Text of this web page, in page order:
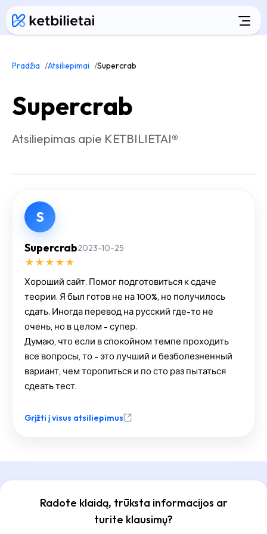
Pradžia Atsiliepimai Supercrab
Supercrab
Atsiliepimas apie KETBILIETAI®
S
Supercrab2023-10-25
★ ★ ★ ★ ★
Хороший сайт. Помог подготовиться к сдаче
теории. Я был готов не на 100%, но получилось
сдать. Иногда перевод на русский где-то не
очень, но в целом - супер.
Думаю, что если в спокойном темпе проходить
все вопросы, то - это лучший и безболезненный
вариант, чем торопиться и по сто раз пытаться
сдеать тест.
Grįžti į visus atsiliepimus
Radote klaidą, trūksta informacijos ar
turite klausimų?